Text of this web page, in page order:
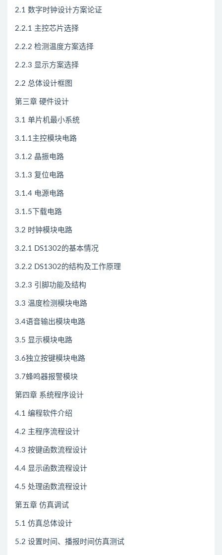
2.1 数字时钟设计方案论证
2.2.1 主控芯片选择
2.2.2 检测温度方案选择
2.2.3 显示方案选择
2.2 总体设计框图
第三章 硬件设计
3.1 单片机最小系统
3.1.1主控模块电路
3.1.2 晶振电路
3.1.3 复位电路
3.1.4 电源电路
3.1.5下载电路
3.2 时钟模块电路
3.2.1 DS1302的基本情况
3.2.2 DS1302的结构及工作原理
3.2.3 引脚功能及结构
3.3 温度检测模块电路
3.4语音输出模块电路
3.5 显示模块电路
3.6独立按键模块电路
3.7蜂鸣器报警模块
第四章 系统程序设计
4.1 编程软件介绍
4.2 主程序流程设计
4.3 按键函数流程设计
4.4 显示函数流程设计
4.5 处理函数流程设计
第五章 仿真调试
5.1 仿真总体设计
5.2 设置时间、播报时间仿真测试